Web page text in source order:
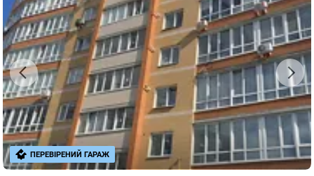
ПЕРЕВІРЕНИЙ ГАРАЖ